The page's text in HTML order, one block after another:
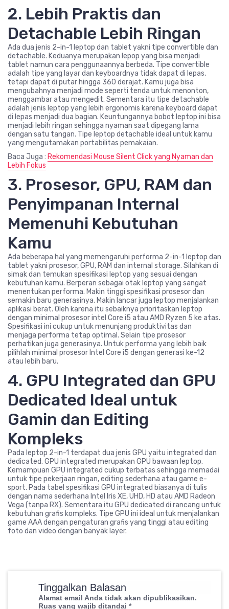
2. Lebih Praktis dan
Detachable Lebih Ringan
Ada dua jenis 2-in-1 leptop dan tablet yakni tipe convertible dan
detachable. Keduanya merupakan lepop yang bisa menjadi
tablet namun cara penggunaannya berbeda. Tipe convertible
adalah tipe yang layar dan keyboardnya tidak dapat di lepas,
tetapi dapat di putar hingga 360 derajat. Kamu juga bisa
mengubahnya menjadi mode seperti tenda untuk menonton,
menggambar atau mengedit. Sementara itu tipe detachable
adalah jenis leptop yang lebih ergonomis karena keyboard dapat
di lepas menjadi dua bagian. Keuntungannya bobot leptop ini bisa
menjadi lebih ringan sehingga nyaman saat dipegang lama
dengan satu tangan. Tipe leptop detachable ideal untuk kamu
yang mengutamakan portabilitas pemakaian.
Baca Juga : Rekomendasi Mouse Silent Click yang Nyaman dan
Lebih Fokus
3. Prosesor, GPU, RAM dan
Penyimpanan Internal
Memenuhi Kebutuhan
Kamu
Ada beberapa hal yang memengaruhi performa 2-in-1 leptop dan
tablet yakni prosesor, GPU, RAM dan internal storage. Silahkan di
simak dan temukan spesifikasi leptop yang sesuai dengan
kebutuhan kamu. Berperan sebagai otak leptop yang sangat
menentukan performa. Makin tinggi spesifikasi prosesor dan
semakin baru generasinya. Makin lancar juga leptop menjalankan
aplikasi berat. Oleh karena itu sebaiknya prioritaskan leptop
dengan minimal prosesor intel Core i5 atau AMD Ryzen 5 ke atas.
Spesifikasi ini cukup untuk menunjang produktivitas dan
menjaga performa tetap optimal. Selain tipe prosesor
perhatikan juga generasinya. Untuk performa yang lebih baik
pilihlah minimal prosesor Intel Core i5 dengan generasi ke-12
atau lebih baru.
4. GPU Integrated dan GPU
Dedicated Ideal untuk
Gamin dan Editing
Kompleks
Pada leptop 2-in-1 terdapat dua jenis GPU yaitu integrated dan
dedicated. GPU integrated merupakan GPU bawaan leptop.
Kemampuan GPU integrated cukup terbatas sehingga memadai
untuk tipe pekerjaan ringan, editing sederhana atau game e-
sport. Pada tabel spesifikasi GPU integrated biasanya di tulis
dengan nama sederhana Intel Iris XE, UHD, HD atau AMD Radeon
Vega (tanpa RX). Sementara itu GPU dedicated di rancang untuk
kebutuhan grafis kompleks. Tipe GPU ini ideal untuk menjalankan
game AAA dengan pengaturan grafis yang tinggi atau editing
foto dan video dengan banyak layer.
Tinggalkan Balasan
Alamat email Anda tidak akan dipublikasikan.
Ruas yang wajib ditandai *